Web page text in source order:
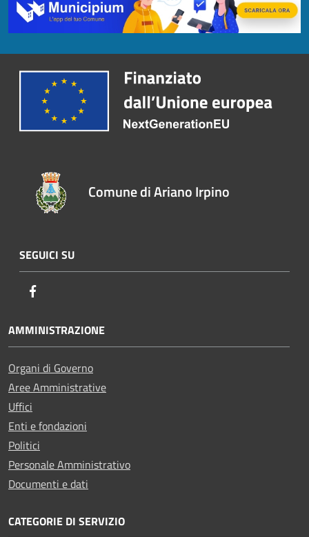
Comune di Ariano Irpino
SEGUICI SU
AMMINISTRAZIONE
Organi di Governo
Aree Amministrative
Uffici
Enti e fondazioni
Politici
Personale Amministrativo
Documenti e dati
CATEGORIE DI SERVIZIO